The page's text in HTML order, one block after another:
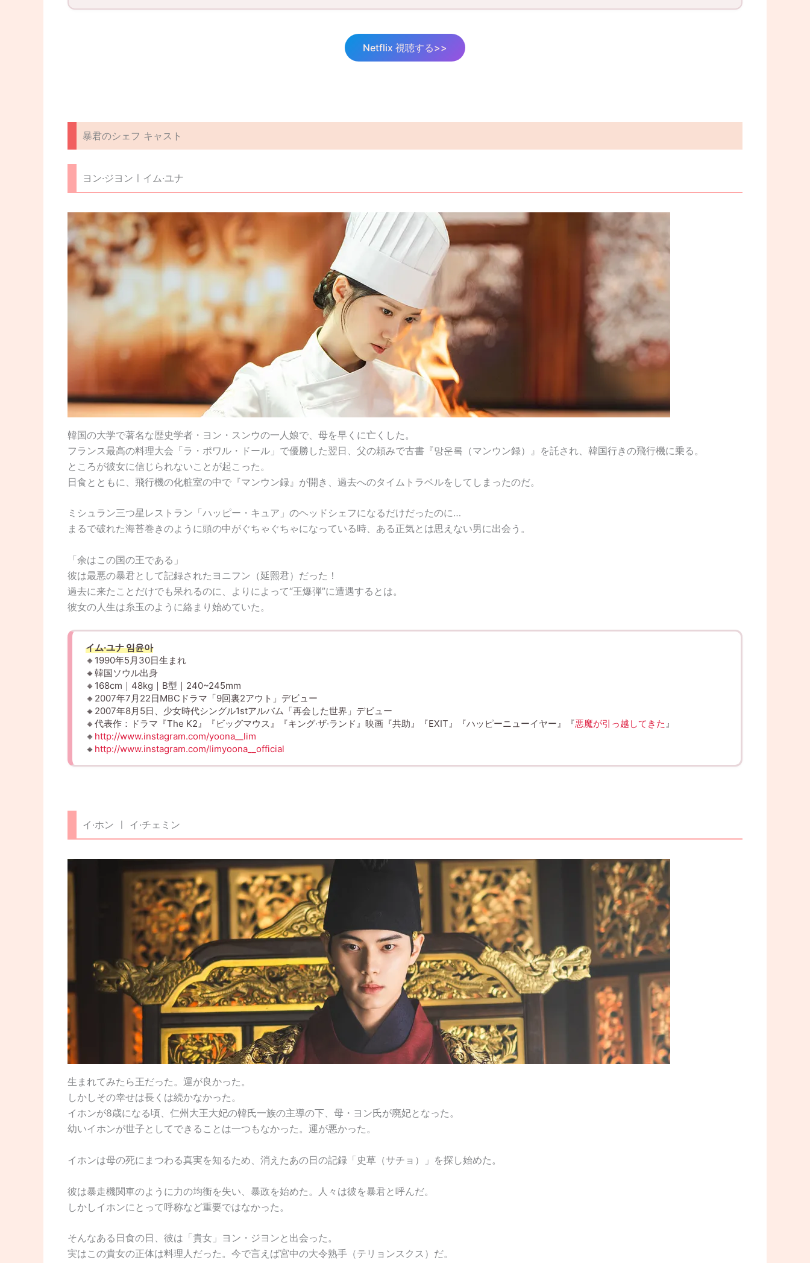
Netflix 視聴する>>
暴君のシェフ キャスト
ヨン·ジヨンㅣイム·ユナ
韓国の大学で著名な歴史学者・ヨン・スンウの一人娘で、母を早くに亡くした。
フランス最高の料理大会「ラ・ポワル・ドール」で優勝した翌日、父の頼みで古書『망운록（マンウン録）』を託され、韓国行きの飛行機に乗る。
ところが彼女に信じられないことが起こった。
日食とともに、飛行機の化粧室の中で『マンウン録』が開き、過去へのタイムトラベルをしてしまったのだ。
ミシュラン三つ星レストラン「ハッピー・キュア」のヘッドシェフになるだけだったのに…
まるで破れた海苔巻きのように頭の中がぐちゃぐちゃになっている時、ある正気とは思えない男に出会う。
「余はこの国の王である」
彼は最悪の暴君として記録されたヨニフン（延熙君）だった！
過去に来たことだけでも呆れるのに、よりによって“王爆弾”に遭遇するとは。
彼女の人生は糸玉のように絡まり始めていた。
イム·ユナ 임윤아
🔸1990年5月30日生まれ
🔸韓国ソウル出身
🔸168cm｜48kg｜B型｜240~245mm
🔸2007年7月22日MBCドラマ「9回裏2アウト」デビュー
🔸2007年8月5日、少女時代シングル1stアルバム「再会した世界」デビュー
🔸代表作：ドラマ『The K2』『ビッグマウス』『キング·ザ·ランド』映画『共助』『EXIT』『ハッピーニューイヤー』『悪魔が引っ越してきた 』
🔸 http://www.instagram.com/yoona__lim
🔸 http://www.instagram.com/limyoona__official
イ·ホン ㅣ イ·チェミン
生まれてみたら王だった。運が良かった。
しかしその幸せは長くは続かなかった。
イホンが8歳になる頃、仁州大王大妃の韓氏一族の主導の下、母・ヨン氏が廃妃となった。
幼いイホンが世子としてできることは一つもなかった。運が悪かった。
イホンは母の死にまつわる真実を知るため、消えたあの日の記録「史草（サチョ）」を探し始めた。
彼は暴走機関車のように力の均衡を失い、暴政を始めた。人々は彼を暴君と呼んだ。
しかしイホンにとって呼称など重要ではなかった。
そんなある日食の日、彼は「貴女」ヨン・ジヨンと出会った。
実はこの貴女の正体は料理人だった。今で言えば宮中の大令熟手（テリョンスクス）だ。